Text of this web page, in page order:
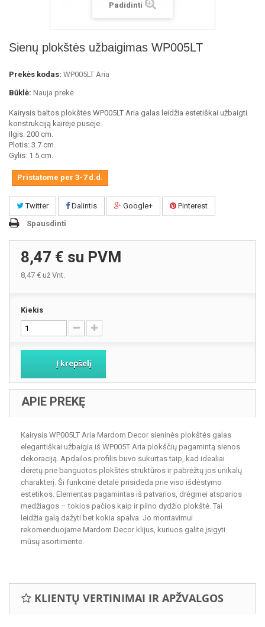
Padidinti
Sienų plokštės užbaigimas WP005LT
Prekės kodas: WP005LT Aria
Būklė: Nauja prekė
Kairysis baltos plokštės WP005LT Aria galas leidžia estetiškai užbaigti
konstrukciją kairėje pusėje.
Ilgis: 200 cm.
Plotis: 3.7 cm.
Gylis: 1.5 cm.
Pristatome per 3-7 d.d.
Twitter Dalintis Google+
Pinterest
Spausdinti
8,47 € su PVM
8,47 € už Vnt.
Kiekis
Į krepšelį
APIE PREKĘ
Kairysis WP005LT Aria Mardom Decor sieninės plokštės galas
elegantiškai užbaigia iš WP005T Aria plokščių pagamintą sienos
dekoraciją. Apdailos profilis buvo sukurtas taip, kad idealiai
derėtų prie banguotos plokštės struktūros ir pabrėžtų jos unikalų
charakterį. Ši funkcinė detalė prisideda prie viso išdėstymo
estetikos. Elementas pagamintas iš patvarios, drėgmei atsparios
medžiagos – tokios pačios kaip ir pilno dydžio plokštė. Tai
leidžia galą dažyti bet kokia spalva. Jo montavimui
rekomenduojame Mardom Decor klijus, kuriuos galite įsigyti
mūsų asortimente.
KLIENTŲ VERTINIMAI IR APŽVALGOS